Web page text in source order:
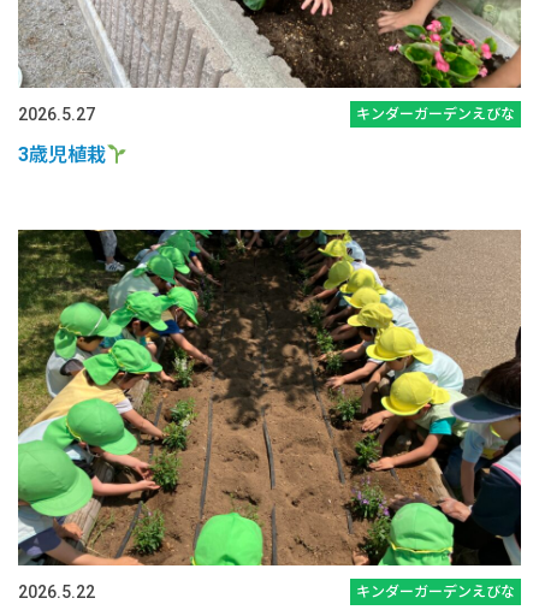
2026.5.27 キンダーガーデンえびな
3歳児植栽
2026.5.22 キンダーガーデンえびな